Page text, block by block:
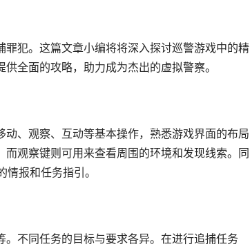
犯。这篇文章小编将将深入探讨巡警游戏中的精
全面的攻略，助力成为杰出的虚拟警察。
、观察、互动等基本操作，熟悉游戏界面的布局
观察键则可用来查看周围的环境和发现线索。同
报和任务指引。
不同任务的目标与要求各异。在进行追捕任务